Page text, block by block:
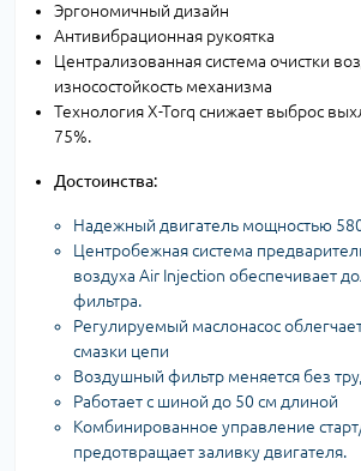
Эргономичный дизайн
Антивибрационная рукоятка
Централизованная система очистки
износостойкость механизма
Технология X-Torq снижает выброс
75%.
Достоинства:
Надежный двигатель мощностью
Центробежная система
воздуха Air Injection обеспечивает
фильтра.
Регулируемый маслонасос
смазки цепи
Воздушный фильтр меняется без
Работает с шиной до 50 см длиной
Комбинированное управление
предотвращает заливку двигателя.